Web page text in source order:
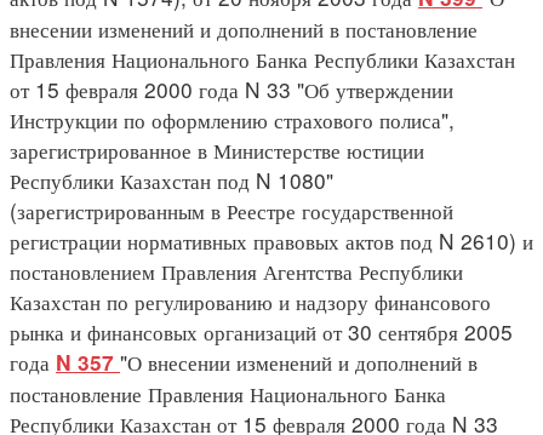
внесении изменений и дополнений в постановление
Правления Национального Банка Республики Казахстан
от 15 февраля 2000 года N 33 "Об утверждении
Инструкции по оформлению страхового полиса",
зарегистрированное в Министерстве юстиции
Республики Казахстан под N 1080"
(зарегистрированным в Реестре государственной
регистрации нормативных правовых актов под N 2610) и
постановлением Правления Агентства Республики
Казахстан по регулированию и надзору финансового
рынка и финансовых организаций от 30 сентября 2005
года N 357 "О внесении изменений и дополнений в
постановление Правления Национального Банка
Республики Казахстан от 15 февраля 2000 года N 33